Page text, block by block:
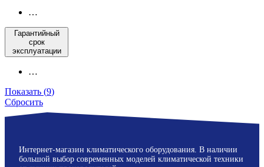
…
Гарантийный
срок
эксплуатации
…
Показать (9)
Сбросить
Интернет-магазин климатического оборудования. В наличии
большой выбор современных моделей климатической техники